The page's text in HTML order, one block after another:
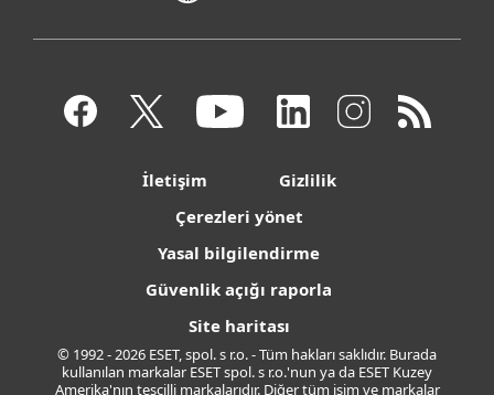
İletişim
Gizlilik
Çerezleri yönet
Yasal bilgilendirme
Güvenlik açığı raporla
Site haritası
© 1992 - 2026 ESET, spol. s r.o. - Tüm hakları saklıdır. Burada
kullanılan markalar ESET spol. s r.o.'nun ya da ESET Kuzey
Amerika'nın tescilli markalarıdır. Diğer tüm isim ve markalar